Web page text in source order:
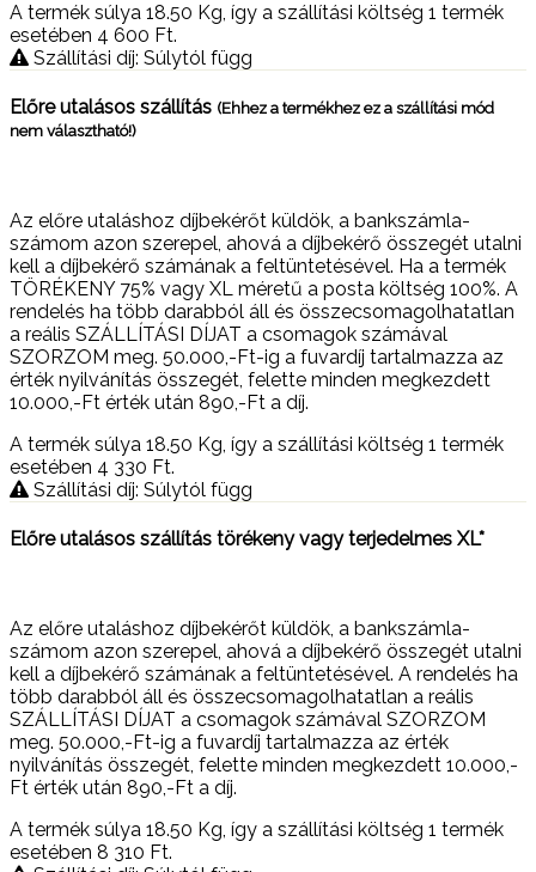
A termék súlya 18.50 Kg, így a szállítási költség 1 termék
esetében 4 600 Ft.
Szállítási díj: Súlytól függ
Előre utalásos szállítás (Ehhez a termékhez ez a szállítási mód
nem választható!)
Az előre utaláshoz díjbekérőt küldök, a bankszámla-
számom azon szerepel, ahová a díjbekérő összegét utalni
kell a díjbekérő számának a feltüntetésével. Ha a termék
TÖRÉKENY 75% vagy XL méretű a posta költség 100%. A
rendelés ha több darabból áll és összecsomagolhatatlan
a reális SZÁLLÍTÁSI DÍJAT a csomagok számával
SZORZOM meg. 50.000,-Ft-ig a fuvardíj tartalmazza az
érték nyilvánítás összegét, felette minden megkezdett
10.000,-Ft érték után 890,-Ft a díj.
A termék súlya 18.50 Kg , így a szállítási költség 1 termék
esetében 4 330 Ft.
Szállítási díj: Súlytól függ
Előre utalásos szállítás törékeny vagy terjedelmes XL*
Az előre utaláshoz díjbekérőt küldök, a bankszámla-
számom azon szerepel, ahová a díjbekérő összegét utalni
kell a díjbekérő számának a feltüntetésével. A rendelés ha
több darabból áll és összecsomagolhatatlan a reális
SZÁLLÍTÁSI DÍJAT a csomagok számával SZORZOM
meg. 50.000,-Ft-ig a fuvardíj tartalmazza az érték
nyilvánítás összegét, felette minden megkezdett 10.000,-
Ft érték után 890,-Ft a díj.
A termék súlya 18.50 Kg, így a szállítási költség 1 termék
esetében 8 310 Ft.